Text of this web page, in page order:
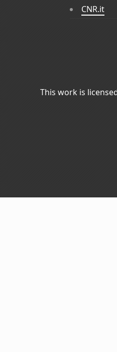
CNR.it
This work is